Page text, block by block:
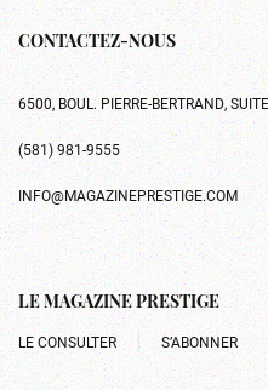
CONTACTEZ-NOUS
6500, BOUL. PIERRE-BERTRAND,
(581) 981-9555
INFO@MAGAZINEPRESTIGE.COM
LE MAGAZINE PRESTIGE
LE CONSULTER S’ABONNER